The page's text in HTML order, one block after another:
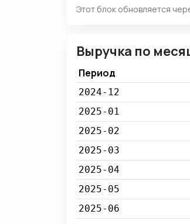
Этот блок обновляется
Выручка по
Период
2024-12
2025-01
2025-02
2025-03
2025-04
2025-05
2025-06